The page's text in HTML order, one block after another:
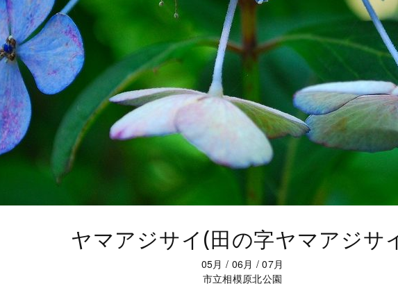
ヤマアジサイ(田の字ヤマアジサ
05月 / 06月 /07月
市立相模原北公園